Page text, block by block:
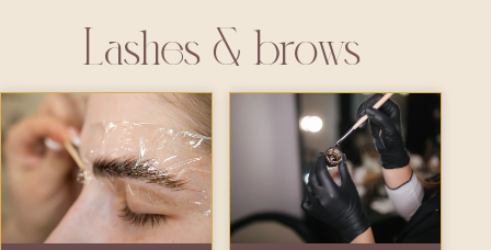
Lashes & brows